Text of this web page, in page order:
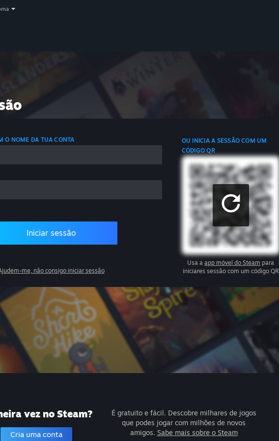
O NOME DA TUA CONTA
Iniciar sessão
me, não consigo iniciar sessão
OU INICIA A SESSÃO COM UM
CÓDIGO QR
Usa aapp móvel do Steam para
iniciares sessão com um código QR
vez no Steam?
Cria uma conta
É gratuito e fácil. Descobre milhares de jogos
que podes jogar com milhões de novos
amigos. Sabe mais sobre o Steam